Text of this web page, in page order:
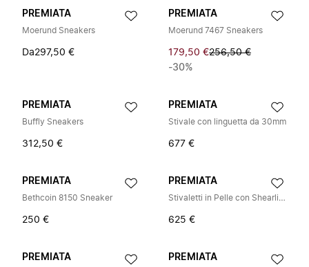
PREMIATA
Moerund Sneakers
Da297,50 €
PREMIATA
Moerund 7467 Sneakers
179,50 €256,50 €
-30%
PREMIATA
Buffly Sneakers
312,50 €
PREMIATA
Stivale con linguetta da 30mm
677 €
PREMIATA
Bethcoin 8150 Sneaker
250 €
PREMIATA
Stivaletti in Pelle con Shearling
625 €
PREMIATA PREMIATA